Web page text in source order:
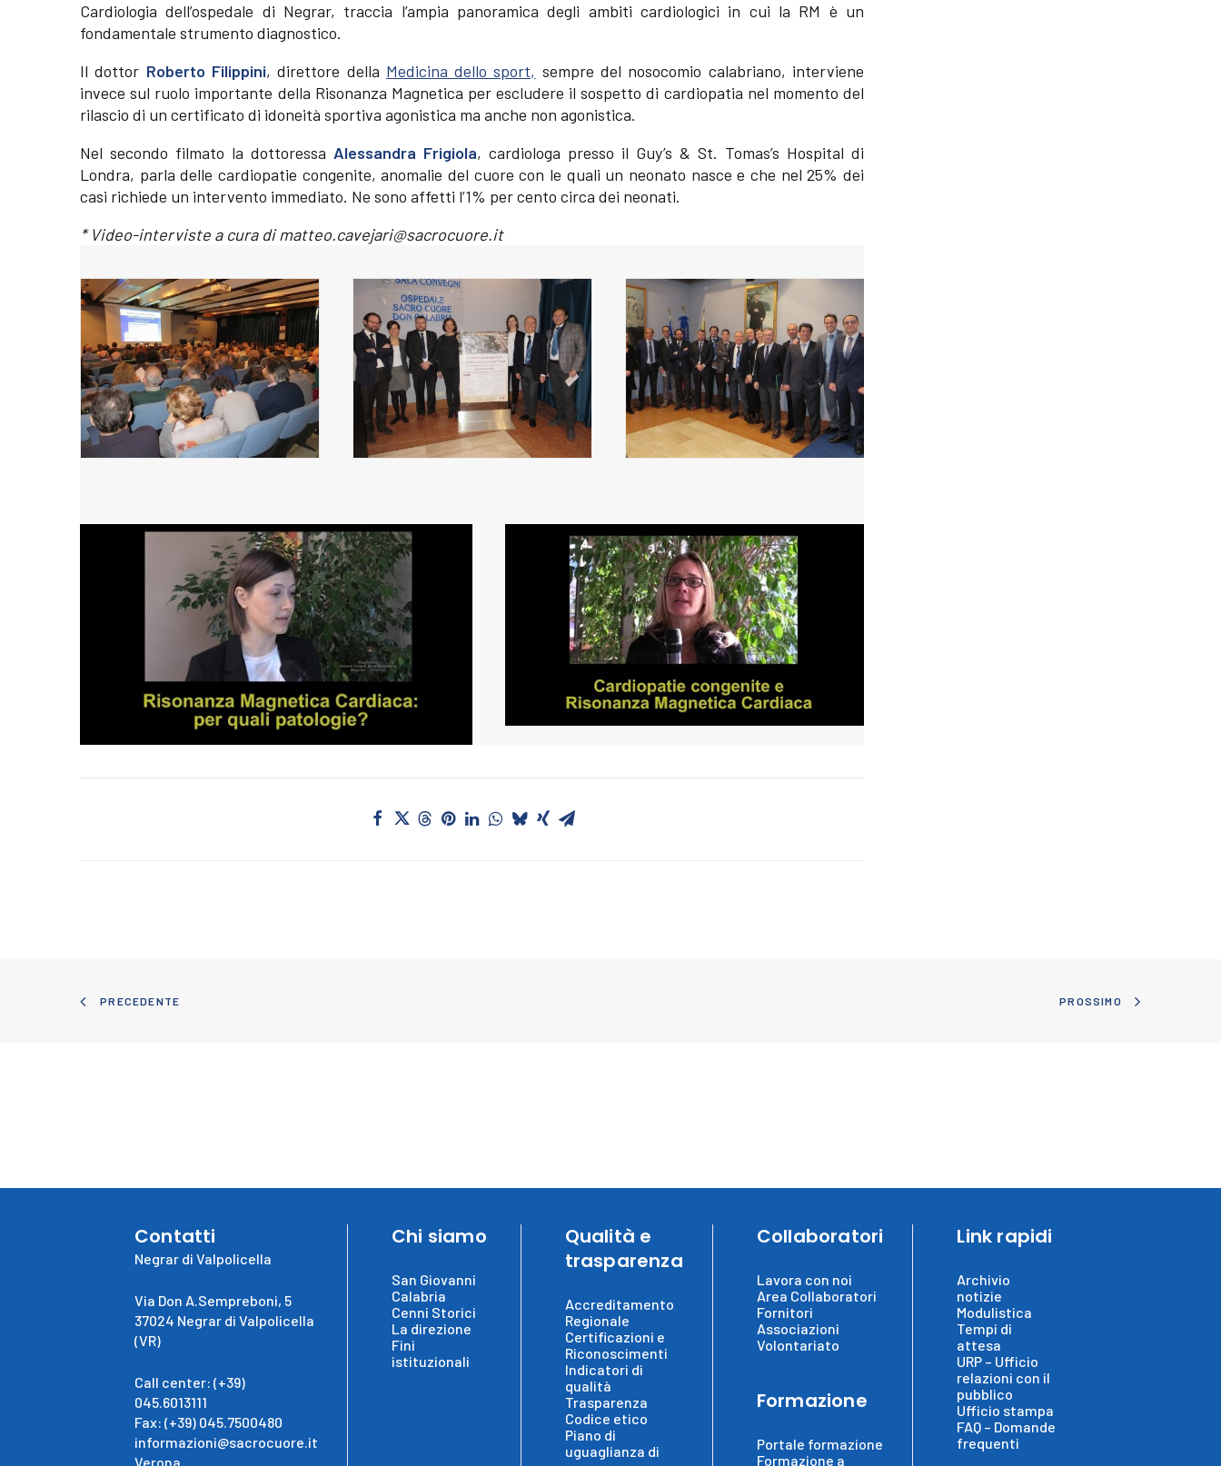
Cardiologia dell’ospedale di Negrar, traccia l’ampia panoramica degli ambiti cardiologici in cui la RM è un
fondamentale strumento diagnostico.
Il dottor Roberto Filippini, direttore della Medicina dello sport, sempre del nosocomio calabriano, interviene
invece sul ruolo importante della Risonanza Magnetica per escludere il sospetto di cardiopatia nel momento del
rilascio di un certificato di idoneità sportiva agonistica ma anche non agonistica.
Nel secondo filmato la dottoressa Alessandra Frigiola, cardiologa presso il Guy’s & St. Tomas’s Hospital di
Londra, parla delle cardiopatie congenite, anomalie del cuore con le quali un neonato nasce e che nel 25% dei
casi richiede un intervento immediato. Ne sono affetti l’1% per cento circa dei neonati.
* Video-interviste a cura di matteo.cavejari@sacrocuore.it
PRECEDENTE PROSSIMO
Contatti
Negrar di Valpolicella
Via Don A.Sempreboni, 5
37024 Negrar di Valpolicella
(VR)
Call center: (+39)
045.6013111
Fax: (+39) 045.7500480
informazioni@sacrocuore.it
Verona
Chi siamo
San Giovanni
Calabria
Cenni Storici
La direzione
Fini
istituzionali
Qualità e
trasparenza
Accreditamento
Regionale
Certificazioni e
Riconoscimenti
Indicatori di
qualità
Trasparenza
Codice etico
Piano di
uguaglianza di
Collaboratori
Lavora con noi
Area Collaboratori
Fornitori
Associazioni
Volontariato
Formazione
Portale formazione
Formazione a
Link rapidi
Archivio
notizie
Modulistica
Tempi di
attesa
URP – Ufficio
relazioni con il
pubblico
Ufficio stampa
FAQ – Domande
frequenti